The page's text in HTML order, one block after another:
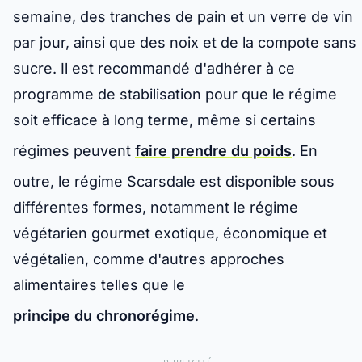
semaine, des tranches de pain et un verre de vin
par jour, ainsi que des noix et de la compote sans
sucre. Il est recommandé d'adhérer à ce
programme de stabilisation pour que le régime
soit efficace à long terme, même si certains
régimes peuvent faire prendre du poids. En
outre, le régime Scarsdale est disponible sous
différentes formes, notamment le régime
végétarien gourmet exotique, économique et
végétalien, comme d'autres approches
alimentaires telles que le
principe du chronorégime.